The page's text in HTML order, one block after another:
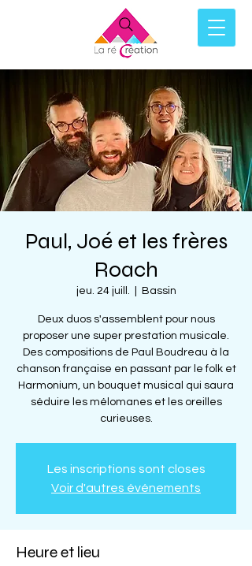
Paul, Joé et les frères
Roach
jeu. 24 juill. Bassin
Deux duos s'assemblent pour nous
proposer une super prestation musicale.
Des compositions de Paul Boudreau à la
chanson française en passant par le folk et
Harmonium, un bouquet musical qui saura
séduire les mélomanes et les oreilles
curieuses.
Les inscriptions sont closes
Voir d'autres événements
Heure et lieu